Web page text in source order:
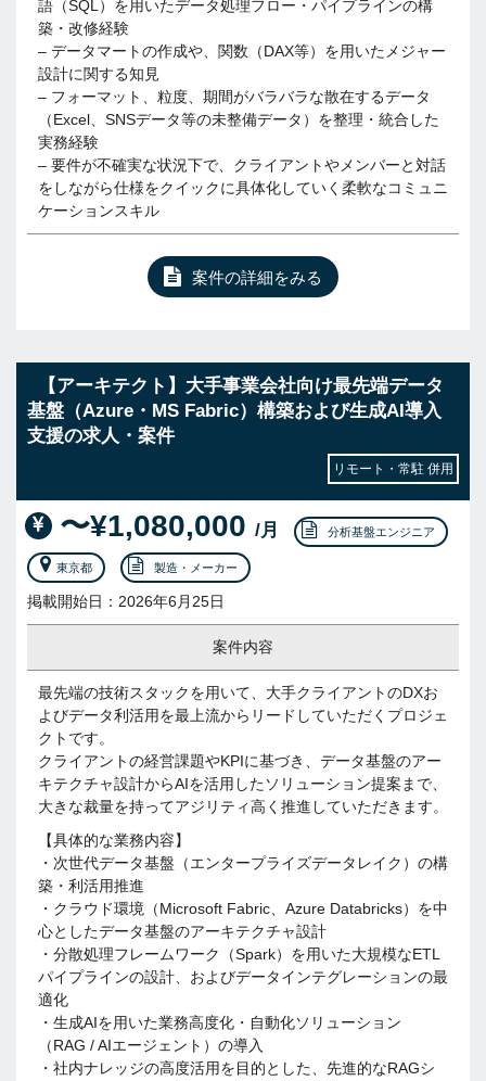
語（SQL）を用いたデータ処理フロー・パイプラインの構
築・改修経験
– データマートの作成や、関数（DAX等）を用いたメジャー
設計に関する知見
– フォーマット、粒度、期間がバラバラな散在するデータ
（Excel、SNSデータ等の未整備データ）を整理・統合した
実務経験
– 要件が不確実な状況下で、クライアントやメンバーと対話
をしながら仕様をクイックに具体化していく柔軟なコミュニ
ケーションスキル
案件の詳細をみる
【アーキテクト】大手事業会社向け最先端データ
基盤（Azure・MS Fabric）構築および生成AI導入
支援の求人・案件
リモート・常駐 併用
〜¥1,080,000 /月 分析基盤エンジニア
東京都 製造・メーカー
掲載開始日：2026年6月25日
案件内容
最先端の技術スタックを用いて、大手クライアントのDXお
よびデータ利活用を最上流からリードしていただくプロジェ
クトです。
クライアントの経営課題やKPIに基づき、データ基盤のアー
キテクチャ設計からAIを活用したソリューション提案まで、
大きな裁量を持ってアジリティ高く推進していただきます。
【具体的な業務内容】
・次世代データ基盤（エンタープライズデータレイク）の構
築・利活用推進
・クラウド環境（Microsoft Fabric、Azure Databricks）を中
心としたデータ基盤のアーキテクチャ設計
・分散処理フレームワーク（Spark）を用いた大規模なETL
パイプラインの設計、およびデータインテグレーションの最
適化
・生成AIを用いた業務高度化・自動化ソリューション
（RAG / AIエージェント）の導入
・社内ナレッジの高度活用を目的とした、先進的なRAGシ